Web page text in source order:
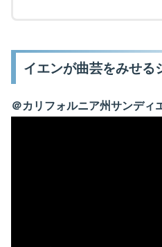
イエンが曲芸をみせる
＠カリフォルニア州サンディ